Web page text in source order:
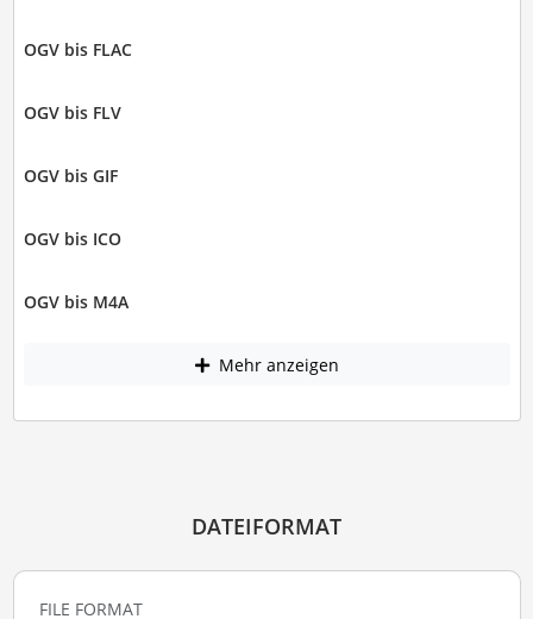
OGV bis FLAC
OGV bis FLV
OGV bis GIF
OGV bis ICO
OGV bis M4A
Mehr anzeigen
DATEIFORMAT
FILE FORMAT